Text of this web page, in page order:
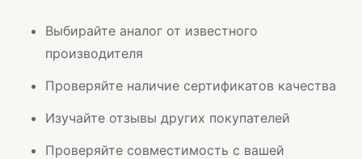
Выбирайте аналог от известного
производителя
Проверяйте наличие сертификатов качества
Изучайте отзывы других покупателей
Проверяйте совместимость с вашей